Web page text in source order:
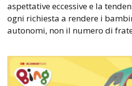
aspettative eccessive e la
ogni richiesta a rendere i
autonomi, non il numero di